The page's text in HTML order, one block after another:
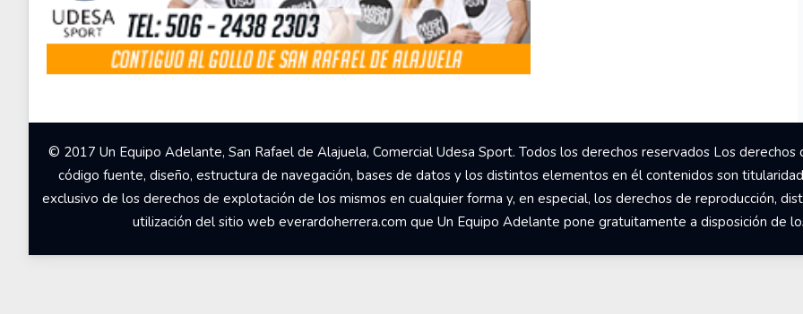
© 2017 Un Equipo Adelante, San Rafael de Alajuela, Comercial Udesa Sport. Todos los derechos reservados Los
código fuente, diseño, estructura de navegación, bases de datos y los distintos elementos en él contenidos son
exclusivo de los derechos de explotación de los mismos en cualquier forma y, en especial, los derechos de reproducción,
utilización del sitio web everardoherrera.com que Un Equipo Adelante pone gratuitamente a disposición de